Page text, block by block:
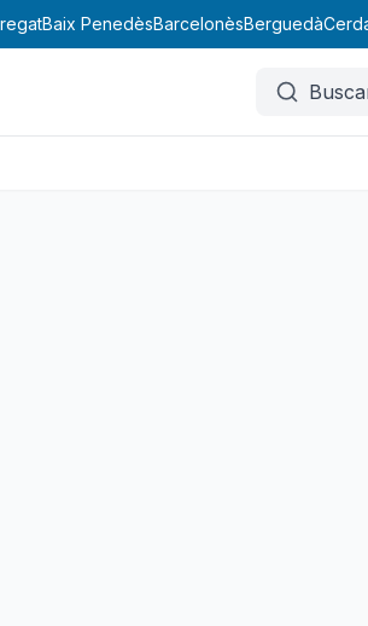
Baix PenedèsBarcelonèsBerguedà